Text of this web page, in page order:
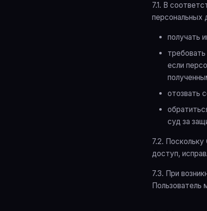
7.1. В
персональных
получать
если
отозвать
суд за
7.2.
доступ,
7.3. При
Пользователь